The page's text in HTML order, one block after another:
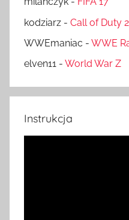
kodziarz - Call of Duty 2
WWEmaniac - WWE
elven11 - World War Z
Instrukcja